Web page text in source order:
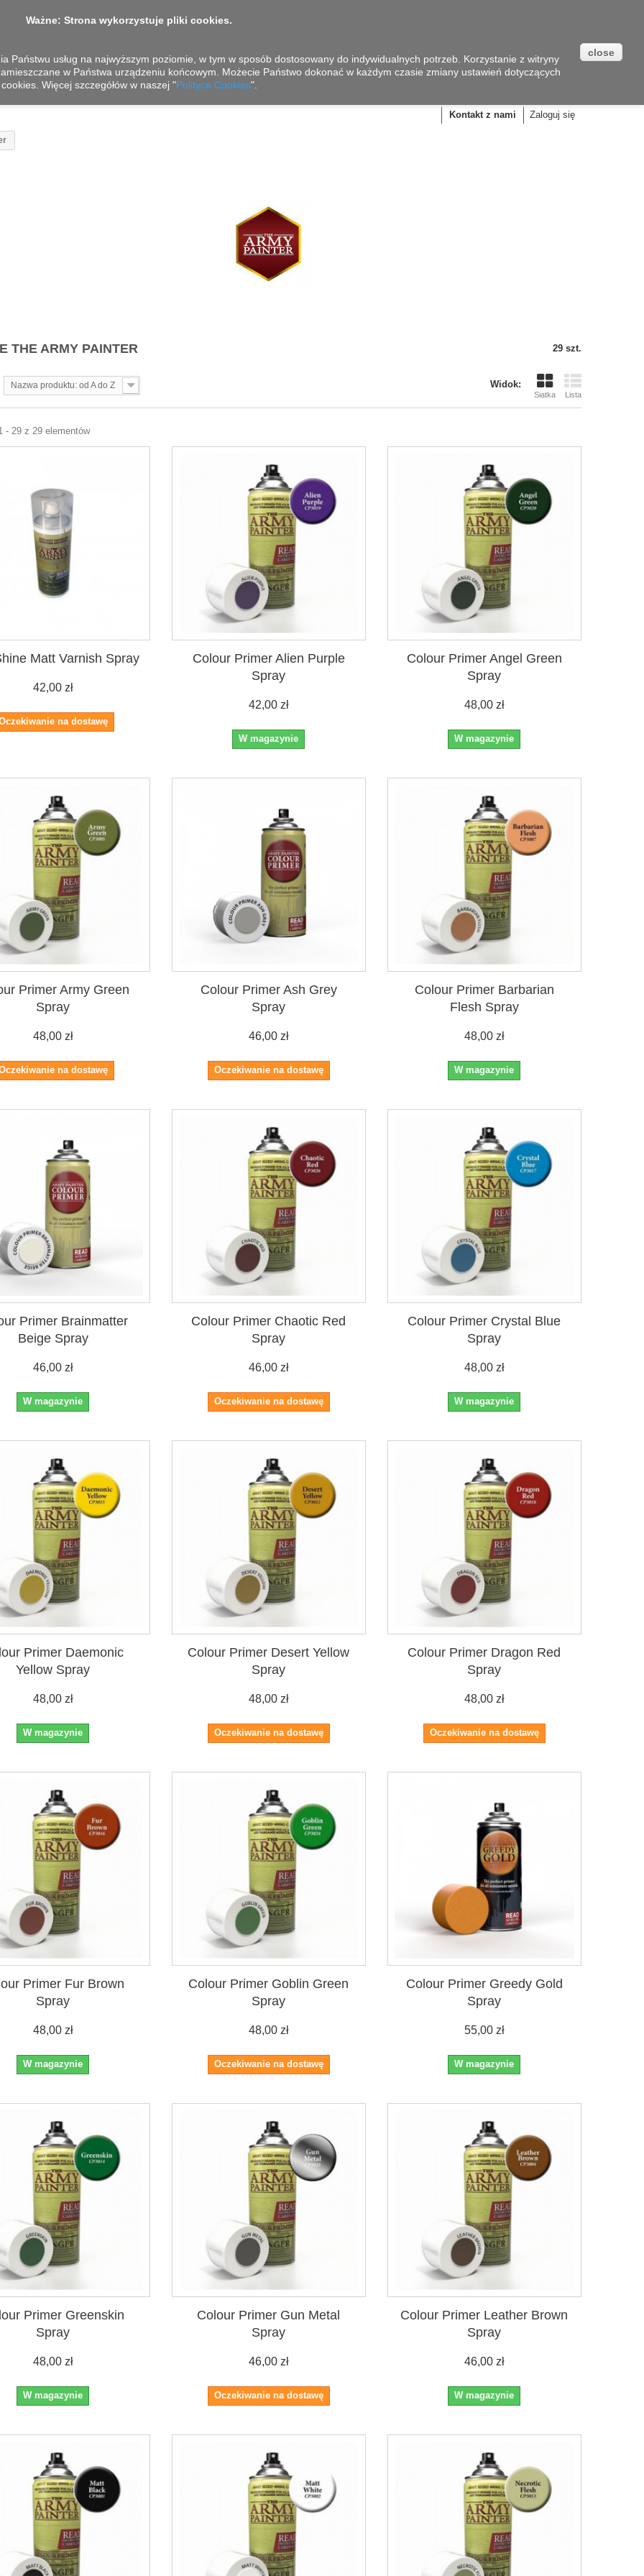
Koszyk
Zaloguj się
Kontakt z nami
THE ARMY PAINTER 29 szt.
Widok:
Siatka Lista
Nazwa produktu: od A do Z
- 29 z 29 elementów
Matt Varnish Spray
42,00 zł
na dostawę
Colour Primer Alien Purple
Spray
42,00 zł
W magazynie
Colour Primer Angel Green
Spray
48,00 zł
W magazynie
Primer Army Green
Spray
48,00 zł
na dostawę
Colour Primer Ash Grey
Spray
46,00 zł
Oczekiwanie na dostawę
Colour Primer Barbarian
Flesh Spray
48,00 zł
W magazynie
Primer Brainmatter
Beige Spray
46,00 zł
W magazynie
Colour Primer Chaotic Red
Spray
46,00 zł
Oczekiwanie na dostawę
Colour Primer Crystal Blue
Spray
48,00 zł
W magazynie
Primer Daemonic
Yellow Spray
48,00 zł
W magazynie
Colour Primer Desert Yellow
Spray
48,00 zł
Oczekiwanie na dostawę
Colour Primer Dragon Red
Spray
48,00 zł
Oczekiwanie na dostawę
Primer Fur Brown
Spray
48,00 zł
W magazynie
Colour Primer Goblin Green
Spray
48,00 zł
Oczekiwanie na dostawę
Colour Primer Greedy Gold
Spray
55,00 zł
W magazynie
Primer Greenskin
Spray
48,00 zł
W magazynie
Colour Primer Gun Metal
Spray
46,00 zł
Oczekiwanie na dostawę
Colour Primer Leather Brown
Spray
46,00 zł
W magazynie
Ważne: Strona wykorzystuje pliki cookies.
Państwu usług na najwyższym poziomie, w tym w sposób dostosowany do indywidualnych potrzeb. Korzystanie z witryny
w Państwa urządzeniu końcowym. Możecie Państwo dokonać w każdym czasie zmiany ustawień dotyczących
cookies. Więcej szczegółów w naszej "Polityce Cookies".
close